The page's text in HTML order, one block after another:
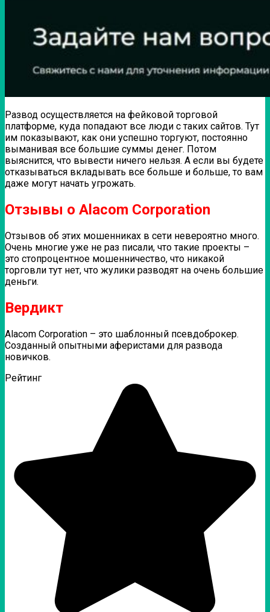
Развод осуществляется на фейковой торговой
платформе, куда попадают все люди с таких сайтов. Тут
им показывают, как они успешно торгуют, постоянно
выманивая все большие суммы денег. Потом
выяснится, что вывести ничего нельзя. А если вы будете
отказываться вкладывать все больше и больше, то вам
даже могут начать угрожать.
Отзывы о Alacom Corporation
Отзывов об этих мошенниках в сети невероятно много.
Очень многие уже не раз писали, что такие проекты –
это стопроцентное мошенничество, что никакой
торговли тут нет, что жулики разводят на очень большие
деньги.
Вердикт
Alacom Corporation – это шаблонный псевдоброкер.
Созданный опытными аферистами для развода
новичков.
Рейтинг